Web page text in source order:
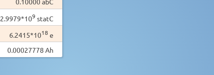
2.9979*109 statC
6.2415*1018 e
0.00027778 Ah